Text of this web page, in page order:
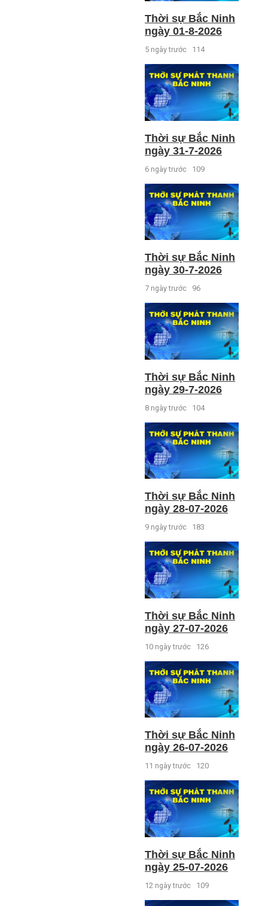
Thời sự Bắc Ninh
ngày 01-8-2026
5 ngày trước 114
Thời sự Bắc Ninh
ngày 31-7-2026
6 ngày trước 109
Thời sự Bắc Ninh
ngày 30-7-2026
7 ngày trước 96
Thời sự Bắc Ninh
ngày 29-7-2026
8 ngày trước 104
Thời sự Bắc Ninh
ngày 28-07-2026
9 ngày trước 183
Thời sự Bắc Ninh
ngày 27-07-2026
10 ngày trước 126
Thời sự Bắc Ninh
ngày 26-07-2026
11 ngày trước 120
Thời sự Bắc Ninh
ngày 25-07-2026
12 ngày trước 109